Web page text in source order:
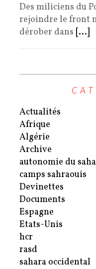
Des miliciens du
rejoindre le front
dérober dans [...]
Actualités
Afrique
Algérie
Archive
autonomie du
camps sahraouis
Devinettes
Documents
Espagne
Etats-Unis
hcr
rasd
sahara occidental